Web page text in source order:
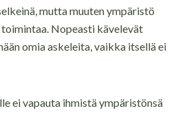
mutta muuten ympäristö
Nopeasti kävelevät
omia askeleita, vaikka itsellä ei
ei vapauta ihmistä ympäristönsä